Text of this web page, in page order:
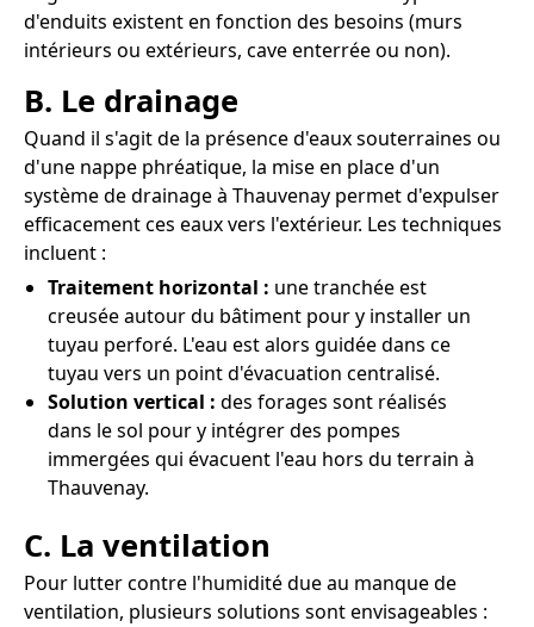
d'enduits existent en fonction des besoins (murs
intérieurs ou extérieurs, cave enterrée ou non).
B. Le drainage
Quand il s'agit de la présence d'eaux souterraines ou
d'une nappe phréatique, la mise en place d'un
système de drainage à Thauvenay permet d'expulser
efficacement ces eaux vers l'extérieur. Les techniques
incluent :
Traitement horizontal : une tranchée est
creusée autour du bâtiment pour y installer un
tuyau perforé. L'eau est alors guidée dans ce
tuyau vers un point d'évacuation centralisé.
Solution vertical : des forages sont réalisés
dans le sol pour y intégrer des pompes
immergées qui évacuent l'eau hors du terrain à
Thauvenay.
C. La ventilation
Pour lutter contre l'humidité due au manque de
ventilation, plusieurs solutions sont envisageables :